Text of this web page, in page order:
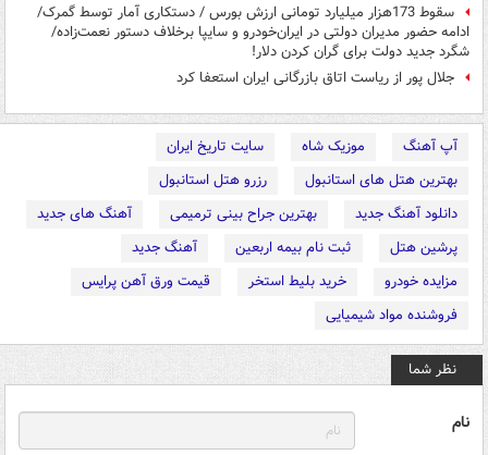
سقوط 173هزار ميليارد تومانی ارزش بورس / دستکاری آمار توسط گمرک/
ادامه حضور مدیران دولتی در ایران‌خودرو و سایپا برخلاف دستور نعمت‌زاده/
شگرد جدید دولت برای گران کردن دلار!
جلال پور از ریاست اتاق بازرگانی ایران استعفا کرد
آپ آهنگ موزیک شاه
سایت تاریخ ایران
بهترین هتل های استانبول
رزرو هتل استانبول
دانلود آهنگ جدید
بهترین جراح بینی ترمیمی
آهنگ های جدید
پرشین هتل
ثبت نام بیمه اربعین
آهنگ جدید
مزایده خودرو
خرید بلیط استخر
قیمت ورق آهن پرایس
فروشنده مواد شیمیایی
نظر شما
نام